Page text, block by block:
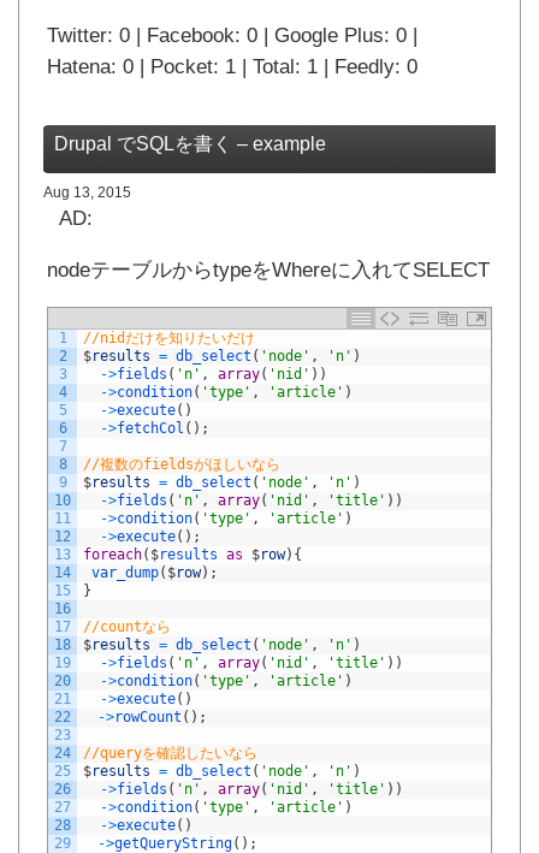
Twitter: 0 | Facebook: 0 | Google Plus: 0 |
Hatena: 0 | Pocket: 1 | Total: 1 | Feedly: 0
Drupal でSQLを書く – example
Aug 13, 2015
AD:
nodeテーブルからtypeをWhereに入れてSELECT
1
2
3
4
5
6
7
8
9
10
11
12
13
14
15
16
17
18
19
20
21
22
23
24
25
26
27
28
29
//nidだけを知りたいだけ
$results = db_select ( 'node' , 'n' )
->fields ( 'n' , array( 'nid' ) )
->condition( 'type' , 'article' )
->execute( )
->fetchCol ( ) ;
//複数のfieldsがほしいなら
$results = db_select ( 'node' , 'n' )
->fields ( 'n' , array( 'nid' , 'title' ) )
->condition( 'type' , 'article' )
->execute( ) ;
foreach( $results as $row) {
var_dump( $row) ;
}
//countなら
$results = db_select ( 'node' , 'n' )
->fields ( 'n' , array( 'nid' , 'title' ) )
->condition( 'type' , 'article' )
->execute( )
->rowCount ( ) ;
//queryを確認したいなら
$results = db_select ( 'node' , 'n' )
->fields ( 'n' , array( 'nid' , 'title' ) )
->condition( 'type' , 'article' )
->execute( )
->getQueryString( ) ;